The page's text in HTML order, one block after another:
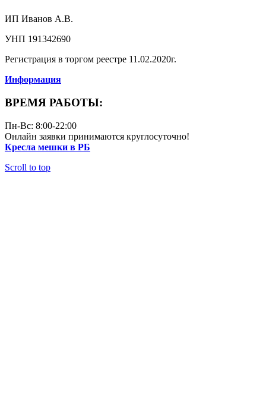
ИП Иванов А.В.
УНП 191342690
Регистрация в торгом реестре 11.02.2020г.
Информация
ВРЕМЯ РАБОТЫ:
Пн-Вс: 8:00-22:00
Онлайн заявки принимаются круглосуточно!
Кресла мешки в РБ
Scroll to top